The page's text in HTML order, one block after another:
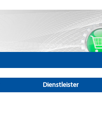
Dienstleister